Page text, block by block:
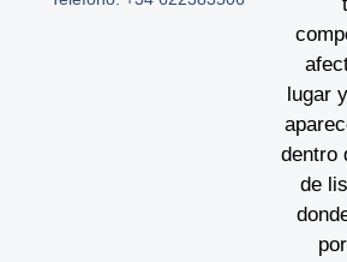
lugar
dentro
de